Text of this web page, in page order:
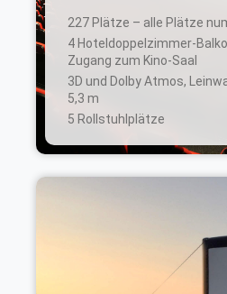
227 Plätze – alle Plätze
4 Hoteldoppelzimmer-
Zugang zum Kino-Saal
3D und Dolby Atmos,
5,3 m
5 Rollstuhlplätze